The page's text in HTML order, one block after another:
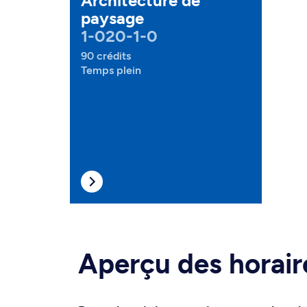
paysage
1-020-1-0
90 crédits
Temps plein
Aperçu des